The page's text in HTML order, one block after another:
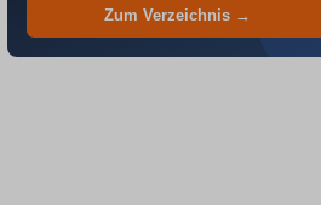
Zum Verzeichnis →